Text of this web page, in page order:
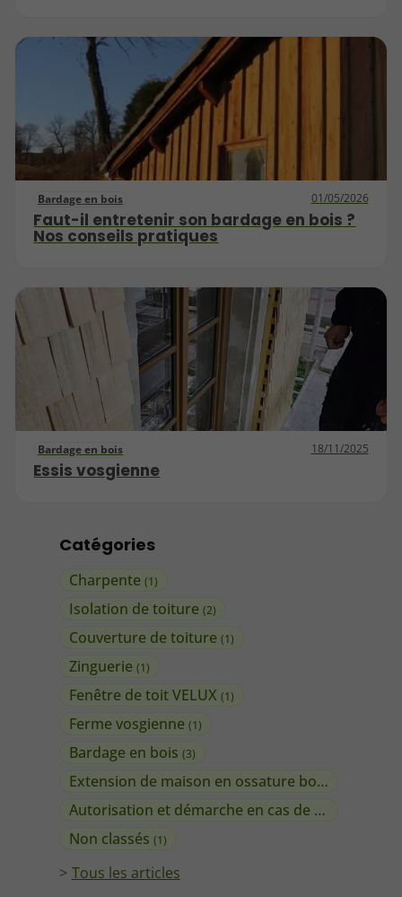
Catégories
Charpente (1)
Isolation de toiture (2)
Couverture de toiture (1)
Zinguerie (1)
Fenêtre de toit VELUX (1)
Ferme vosgienne (1)
Bardage en bois (3)
Extension de maison en ossature bois
Autorisation et démarche en cas de travaux
Non classés (1)
Tous les articles
Bardage en bois 01/05/2026
Faut-il entretenir son bardage en bois ?
Nos conseils pratiques
Bardage en bois 18/11/2025
Essis vosgienne